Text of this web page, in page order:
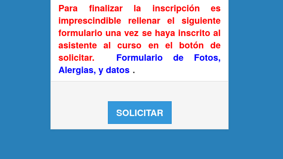
Para finalizar la inscripción es
imprescindible rellenar el siguiente
formulario una vez se haya inscrito al
asistente al curso en el botón de
solicitar.
Formulario de Fotos,
Alergias, y datos .
SOLICITAR